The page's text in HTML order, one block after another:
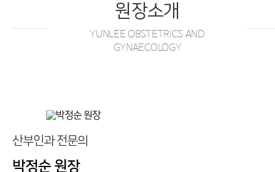
원장소개
YUNLEE OBSTETRICS AND
GYNAECOLOGY
산부인과 전문의
박정순 원장